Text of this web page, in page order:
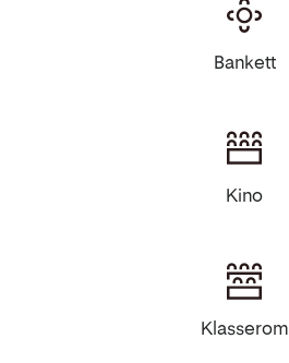
Bankett
Kino
Klasserom